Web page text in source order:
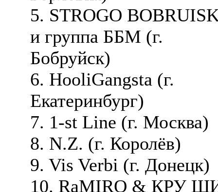
5. STROGO
и группа ББМ (г.
Бобруйск)
6. HooliGangsta (г.
Екатеринбург)
7. 1-st Line (г. Москва)
8. N.Z. (г. Королёв)
9. Vis Verbi (г. Донецк)
10. RaMIRO & КРУ